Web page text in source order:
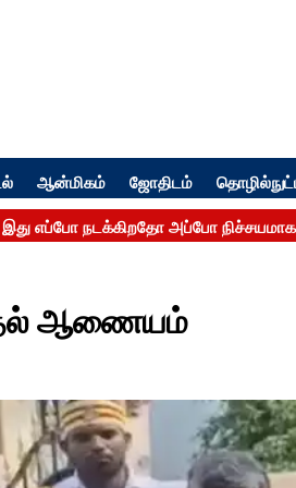
ஆன்மிகம் ஜோதிடம்
ஆணையம்